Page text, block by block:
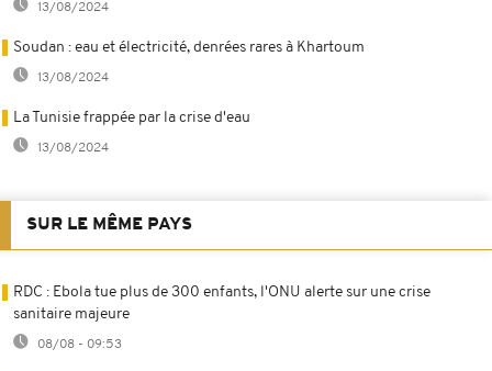
13/08/2024
Soudan : eau et électricité, denrées rares à Khartoum
13/08/2024
La Tunisie frappée par la crise d'eau
13/08/2024
SUR LE MÊME PAYS
RDC : Ebola tue plus de 300 enfants, l'ONU alerte sur une crise
sanitaire majeure
08/08 - 09:53